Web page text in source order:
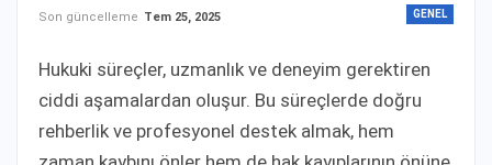
GENEL
Son güncelleme Tem 25, 2025
Hukuki süreçler, uzmanlık ve deneyim gerektiren
ciddi aşamalardan oluşur. Bu süreçlerde doğru
rehberlik ve profesyonel destek almak, hem